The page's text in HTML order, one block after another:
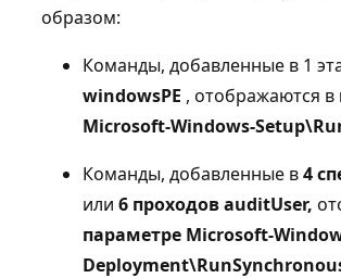
образом:
Команды, добавленные в 1
windowsPE , отображаются в
Microsoft-Windows-
Команды, добавленные в4
или 6 проходов auditUser,
параметре Microsoft-